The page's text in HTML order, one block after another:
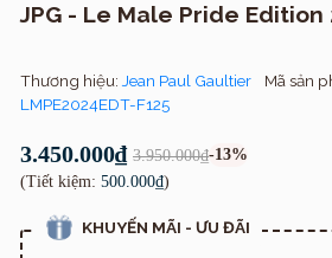
JPG - Le Male Pride Edition
Thương hiệu: Jean Paul Gaultier Mã sản
LMPE2024EDT-F125
3.450.000₫ 3.950.000₫-13%
(Tiết kiệm: 500.000₫)
KHUYẾN MÃI - ƯU ĐÃI